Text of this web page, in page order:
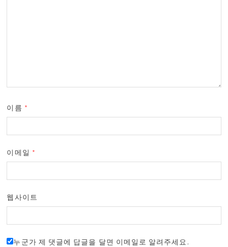
이름 *
이메일 *
웹사이트
누군가 제 댓글에 답글을 달면 이메일로 알려주세요.